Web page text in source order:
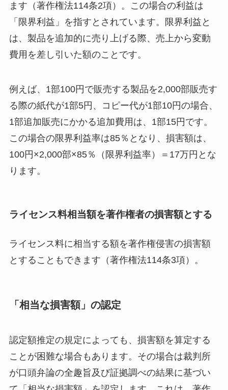
ます（著作権法114条2項）。この場合の利益は
「限界利益」を指すとされています。限界利益と
は、製品を追加的に売り上げる際、売上から変動
費用を差し引いた額のことです。
例えば、1部100円で販売する製品を2,000部販売す
る際の紙代が1部5円、コピー代が1部10円の場合、
1部追加販売にかかる追加費用は、1部15円です。
この場合の限界利益率は85％となり、損害額は、
100円×2,000部×85％（限界利益率）＝17万円とな
ります。
ライセンス料相当額を著作権者の損害額とする
ライセンス料に相当する額を著作権侵害の損害額
とすることもできます（著作権法114条3項）。
「相当な損害額」の認定
認定額推定の規定によっても、損害額を算定する
ことが困難な場合もあります。その場合は裁判所
が口頭弁論の全趣旨及び証拠調べの結果に基づい